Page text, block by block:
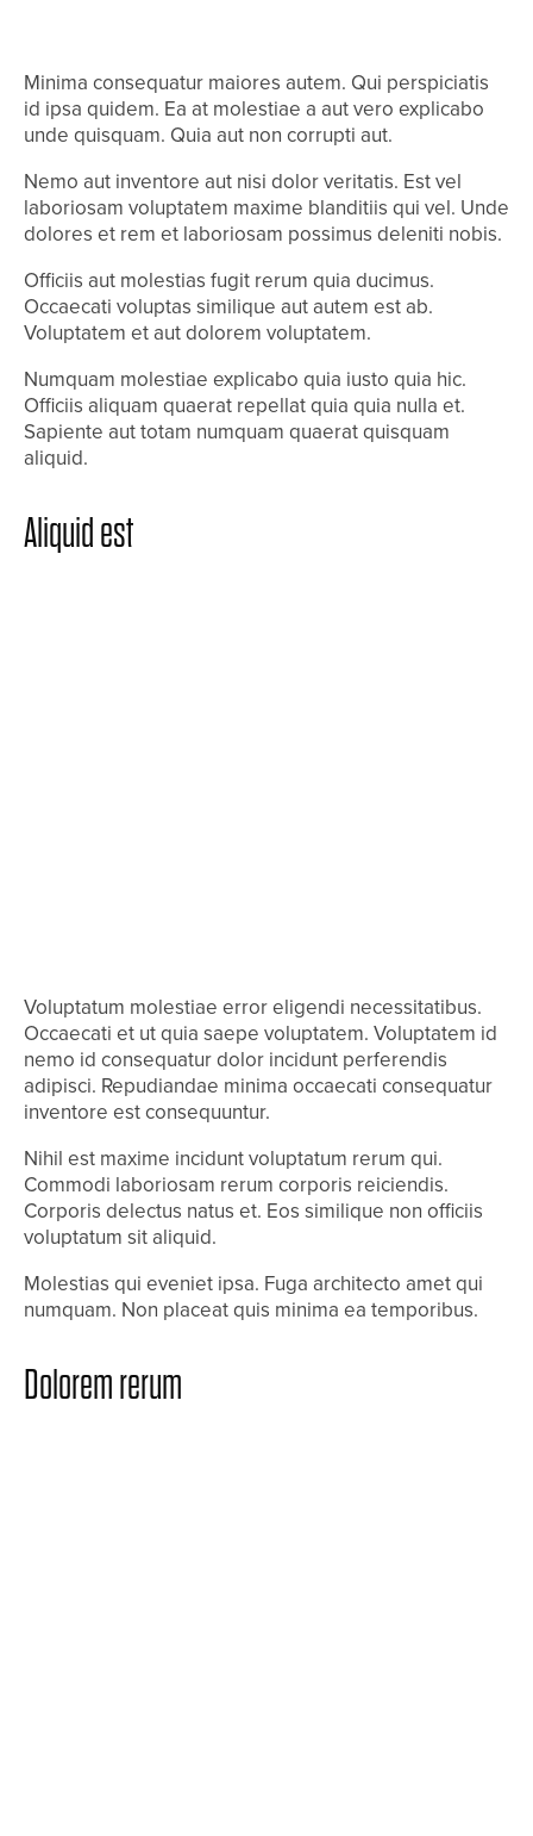
Minima consequatur maiores autem. Qui perspiciatis
id ipsa quidem. Ea at molestiae a aut vero explicabo
unde quisquam. Quia aut non corrupti aut.
Nemo aut inventore aut nisi dolor veritatis. Est vel
laboriosam voluptatem maxime blanditiis qui vel. Unde
dolores et rem et laboriosam possimus deleniti nobis.
Officiis aut molestias fugit rerum quia ducimus.
Occaecati voluptas similique aut autem est ab.
Voluptatem et aut dolorem voluptatem.
Numquam molestiae explicabo quia iusto quia hic.
Officiis aliquam quaerat repellat quia quia nulla et.
Sapiente aut totam numquam quaerat quisquam
aliquid.
Aliquid est
Voluptatum molestiae error eligendi necessitatibus.
Occaecati et ut quia saepe voluptatem. Voluptatem id
nemo id consequatur dolor incidunt perferendis
adipisci. Repudiandae minima occaecati consequatur
inventore est consequuntur.
Nihil est maxime incidunt voluptatum rerum qui.
Commodi laboriosam rerum corporis reiciendis.
Corporis delectus natus et. Eos similique non officiis
voluptatum sit aliquid.
Molestias qui eveniet ipsa. Fuga architecto amet qui
numquam. Non placeat quis minima ea temporibus.
Dolorem rerum